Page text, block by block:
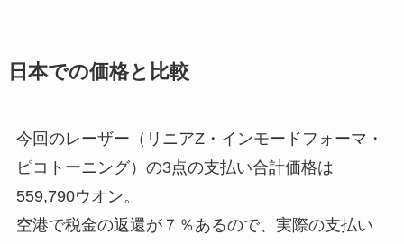
日本での価格と比較
今回のレーザー（リニアZ・インモードフォーマ・
ピコトーニング）の3点の支払い合計価格は
559,790ウオン。
空港で税金の返還が７％あるので、実際の支払い